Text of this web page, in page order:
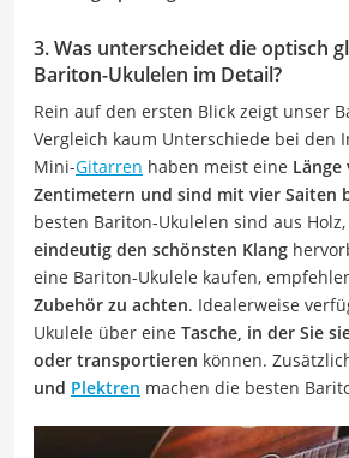
3. Was unterscheidet die optisch
Bariton-Ukulelen im Detail?
Rein auf den ersten Blick zeigt unser
Vergleich kaum Unterschiede bei den
Mini-Gitarren haben meist eine Länge
Zentimetern und sind mit vier Saiten
besten Bariton-Ukulelen sind aus
eindeutig den schönsten Klang
eine Bariton-Ukulele kaufen,
Zubehör zu achten. Idealerweise
Ukulele über eine Tasche, in der Sie
oder transportieren können.
und Plektren machen die besten